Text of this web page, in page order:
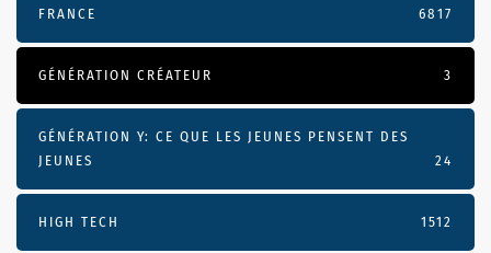
FRANCE 6817
GÉNÉRATION CRÉATEUR 3
GÉNÉRATION Y: CE QUE LES JEUNES PENSENT DES
JEUNES
24
HIGH TECH 1512